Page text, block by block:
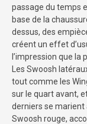
passage du temps
base de la
dessus, des
créent un effet
l’impression que la
Les Swoosh
tout comme les
sur le quart avant,
derniers se marient
Swoosh rouge,